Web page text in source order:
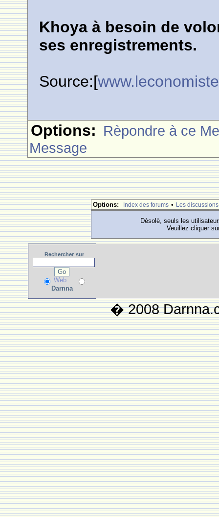
Khoya à besoin de
ses enregistrements.
Source:[
Options: Rèpondre à ce
Message
Options: Index des forums • Les discussions
Dèsolè, seuls les
Veuillez cliquer
Rechercher sur
Web
Darnna
� 2008